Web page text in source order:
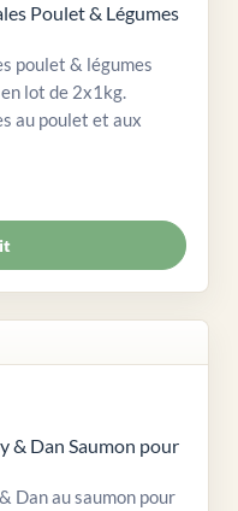
Poulet & Légumes
poulet & légumes
lot de 2x1kg.
au poulet et aux
& Dan Saumon pour
Dan au saumon pour